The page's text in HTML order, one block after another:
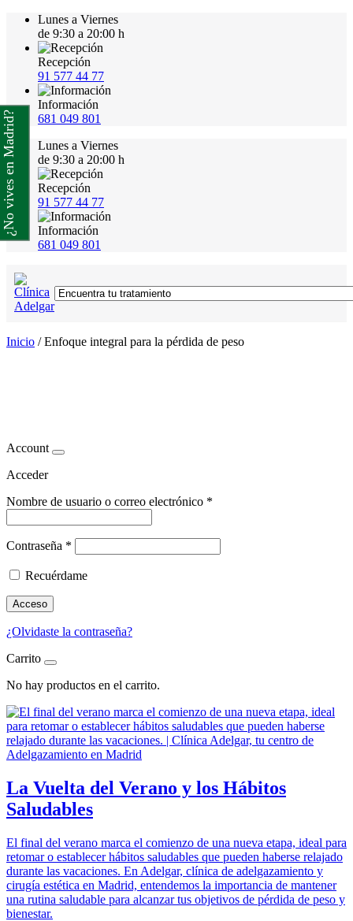
Lunes a Viernes
de 9:30 a 20:00 h
Recepción
91 577 44 77
Información
681 049 801
Lunes a Viernes
de 9:30 a 20:00 h
Recepción
91 577 44 77
Información
681 049 801
Inicio /Enfoque integral para la pérdida de peso
Account
Acceder
Nombre de usuario o correo electrónico *
Contraseña *
Recuérdame
Acceso
¿Olvidaste la contraseña?
Carrito
No hay productos en el carrito.
La Vuelta del Verano y los Hábitos
Saludables
El final del verano marca el comienzo de una nueva etapa, ideal para
retomar o establecer hábitos saludables que pueden haberse relajado
durante las vacaciones. En Adelgar, clínica de adelgazamiento y
cirugía estética en Madrid, entendemos la importancia de mantener
una rutina saludable para alcanzar tus objetivos de pérdida de peso y
bienestar.
¿No vives en Madrid?